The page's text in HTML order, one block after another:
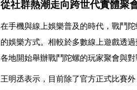
從社群熱潮走向跨世代實體聚
在手機與線上娛樂普及的時代，戰鬥
的娛樂方式。相較於多數線上遊戲透
各地開始舉辦戰鬥陀螺的玩家聚會與對
王明丞表示，目前除了官方正式比賽